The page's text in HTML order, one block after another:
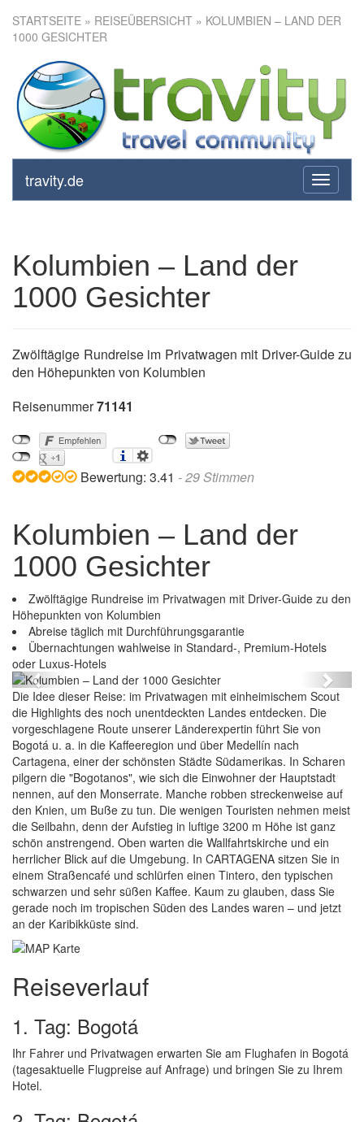
STARTSEITE » REISEÜBERSICHT » KOLUMBIEN – LAND DER
1000 GESICHTER
toggle
travity.de
Kolumbien – Land der 1000
Gesichter
Kolumbien – Land der
1000 Gesichter
Zwölftägige Rundreise im Privatwagen mit Driver-Guide zu
den Höhepunkten von Kolumbien
Reisenummer71141
Bewertung: 3.41 -29Stimmen
Kolumbien – Land der
1000 Gesichter
Zwölftägige Rundreise im Privatwagen mit Driver-Guide zu den
Höhepunkten von Kolumbien
Abreise täglich mit Durchführungsgarantie
Übernachtungen wahlweise in Standard-, Premium-Hotels
oder Luxus-Hotels
Kolumbien – Land der 1000 Gesichter
Previous Next
Die Idee dieser Reise: im Privatwagen mit einheimischem Scout
die Highlights des noch unentdeckten Landes entdecken. Die
vorgeschlagene Route unserer Länderexpertin führt Sie von
Bogotá u. a. in die Kaffeeregion und über Medellín nach
Cartagena, einer der schönsten Städte Südamerikas. In Scharen
pilgern die "Bogotanos", wie sich die Einwohner der Hauptstadt
nennen, auf den Monserrate. Manche robben streckenweise auf
den Knien, um Buße zu tun. Die wenigen Touristen nehmen meist
die Seilbahn, denn der Aufstieg in luftige 3200 m Höhe ist ganz
schön anstrengend. Oben warten die Wallfahrtskirche und ein
herrlicher Blick auf die Umgebung. In CARTAGENA sitzen Sie in
einem Straßencafé und schlürfen einen Tintero, den typischen
schwarzen und sehr süßen Kaffee. Kaum zu glauben, dass Sie
gerade noch im tropischen Süden des Landes waren – und jetzt
an der Karibikküste sind.
Reiseverlauf
1. Tag: Bogotá
Ihr Fahrer und Privatwagen erwarten Sie am Flughafen in Bogotá
(tagesaktuelle Flugpreise auf Anfrage) und bringen Sie zu Ihrem
Hotel.